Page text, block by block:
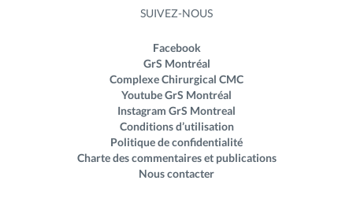
SUIVEZ-NOUS
Facebook
GrS Montréal
Complexe Chirurgical CMC
Youtube GrS Montréal
Instagram GrS Montreal
Conditions d’utilisation
Politique de confidentialité
Charte des commentaires et publications
Nous contacter